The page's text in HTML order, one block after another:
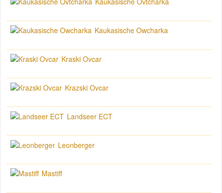
Kaukasische Owcharka
Kraski Ovcar
Krazski Ovcar
Landseer ECT
Leonberger
Mastiff